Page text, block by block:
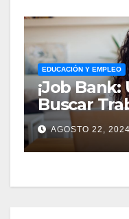
EDUCACIÓN Y EMPLEO
¡Job
Buscar
AGOSTO 22, 2024